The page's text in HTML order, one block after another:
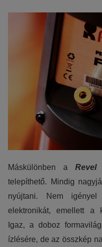
Máskülönben a
telepíthető. Mindig
nyújtani. Nem
elektronikát, emellett a
Igaz, a doboz
ízlésére, de az összkép